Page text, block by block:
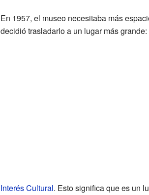
En 1957, el museo necesitaba más
decidió trasladarlo a un lugar más
Interés Cultural. Esto significa que es un